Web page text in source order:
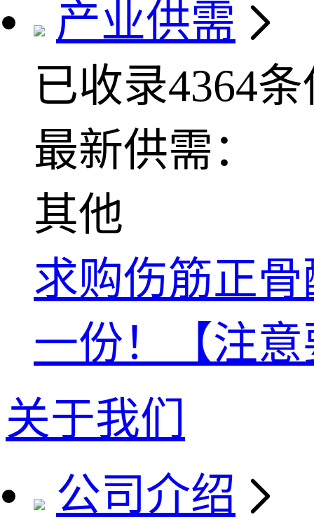
产业供需
已收录4364
最新供需：
其他
求购伤筋正骨
一份！【注
关于我们
公司介绍